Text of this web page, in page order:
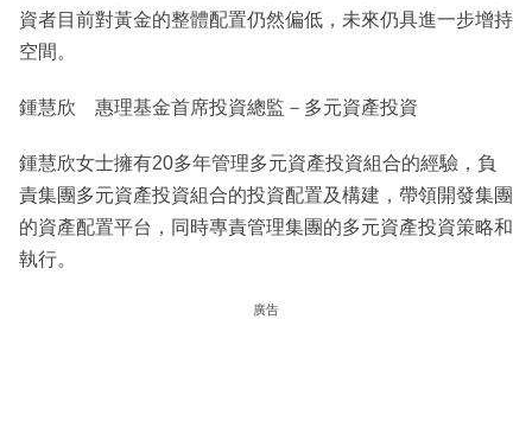
資者目前對黃金的整體配置仍然偏低，未來仍具進一步增持
空間。
鍾慧欣 惠理基金首席投資總監－多元資產投資
鍾慧欣女士擁有20多年管理多元資產投資組合的經驗，負
責集團多元資產投資組合的投資配置及構建，帶領開發集團
的資產配置平台，同時專責管理集團的多元資產投資策略和
執行。
廣告